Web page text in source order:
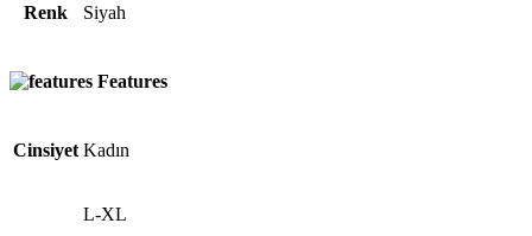
Renk Siyah
Features
Cinsiyet Kadın
L-XL